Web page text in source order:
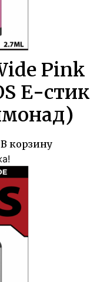
Pink
Е-стик
₽.
В корзину